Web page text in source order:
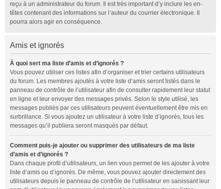
reçu à un administrateur du forum. Il est très important d’y inclure les en-
têtes contenant des informations sur l’auteur du courrier électronique. Il
pourra alors agir en conséquence.
Amis et ignorés
À quoi sert ma liste d’amis et d’ignorés ?
Vous pouvez utiliser ces listes afin d’organiser et trier certains utilisateurs
du forum. Les membres ajoutés à votre liste d’amis seront listés dans le
panneau de contrôle de l’utilisateur afin de consulter rapidement leur statut
en ligne et leur envoyer des messages privés. Selon le style utilisé, les
messages publiés par ces utilisateurs peuvent éventuellement être mis en
surbrillance. Si vous ajoutez un utilisateur à votre liste d’ignorés, tous les
messages qu’il publiera seront masqués par défaut.
Comment puis-je ajouter ou supprimer des utilisateurs de ma liste
d’amis et d’ignorés ?
Dans chaque profil d’utilisateurs, un lien vous permet de les ajouter à votre
liste d’amis ou d’ignorés. De même, vous pouvez ajouter directement des
utilisateurs depuis le panneau de contrôle de l’utilisateur en saisissant leur